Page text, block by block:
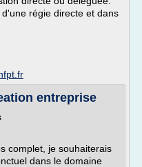
régie directe et dans
entreprise
complet, je souhaiterais
dans le domaine